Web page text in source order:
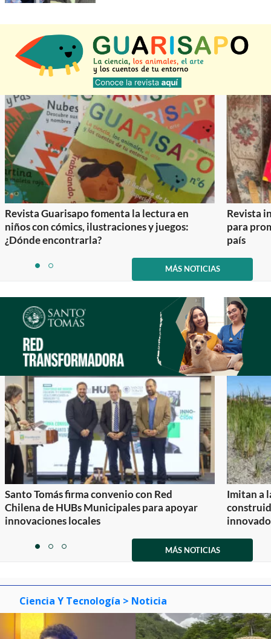
Revista Guarisapo fomenta la lectura en
niños con cómics, ilustraciones y juegos:
¿Dónde encontrarla?
Revista
para
país
itemitem
2
MÁS NOTICIAS
Santo Tomás firma convenio con Red
Chilena de HUBs Municipales para apoyar
innovaciones locales
Imitan a
itemitemitem
MÁS NOTICIAS
Ciencia Y Tecnología > Noticia